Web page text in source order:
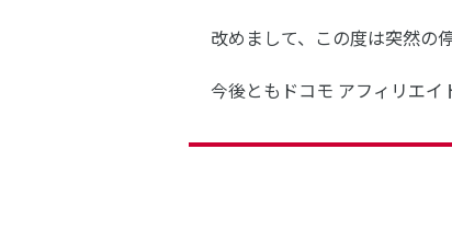
改めまして、この度は突然の
今後ともドコモ アフィリエイ